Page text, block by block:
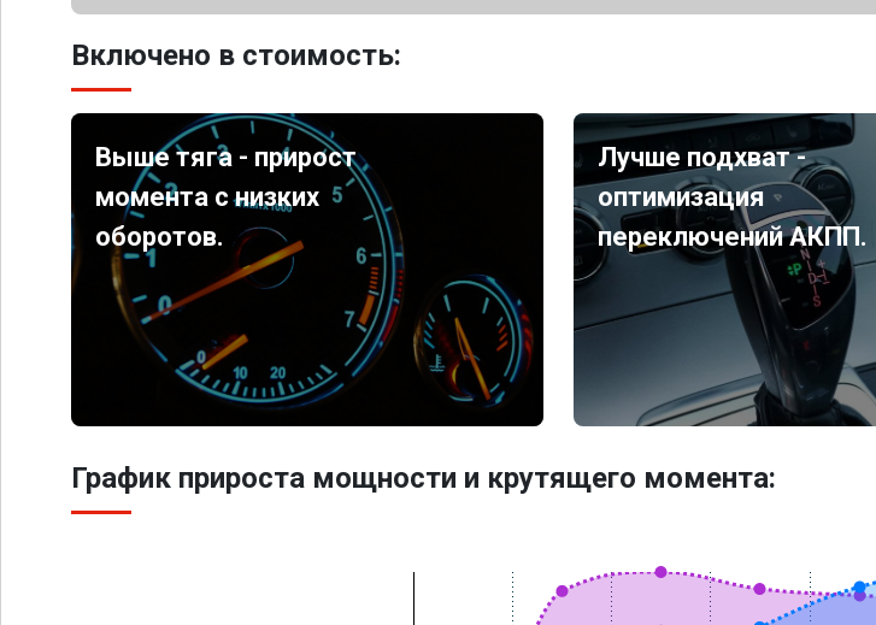
Включено в стоимость:
Выше тяга - прирост
момента с низких
оборотов.
Лучше подхват -
оптимизация
переключений АКПП.
График прироста мощности и крутящего момента: